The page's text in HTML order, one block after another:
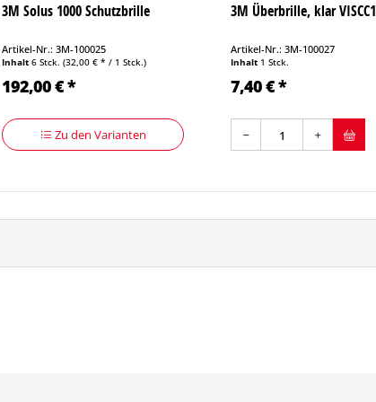
3M Solus 1000 Schutzbrille
Artikel-Nr.: 3M-100025
Inhalt6 Stck.(32,00 € * / 1 Stck.)
192,00 € *
Zu den Varianten
3M Überbrille, klar VISCC1
Artikel-Nr.: 3M-100027
Inhalt 1 Stck.
7,40 € *